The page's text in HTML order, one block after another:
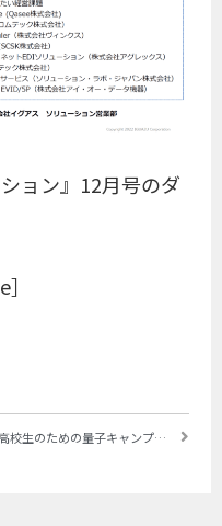
ョン』12月号のダ
高校生のための量子キャンプ「Kawasaki Quantum Summer Camp」を開催 ～量子コンピュータを実践的に学ぶ4日間のプログラム